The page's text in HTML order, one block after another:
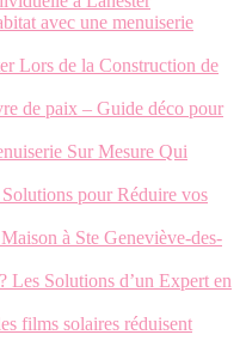
avec une menuiserie
Lors de la Construction de
de paix – Guide déco pour
Sur Mesure Qui
pour Réduire vos
à Ste Geneviève-des-
Solutions d’un Expert en
films solaires réduisent